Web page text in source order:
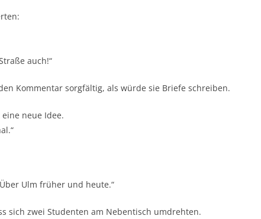
auch!“
Kommentar sorgfältig, als würde sie Briefe schreiben.
eine neue Idee.
Ulm früher und heute.“
sich zwei Studenten am Nebentisch umdrehten.